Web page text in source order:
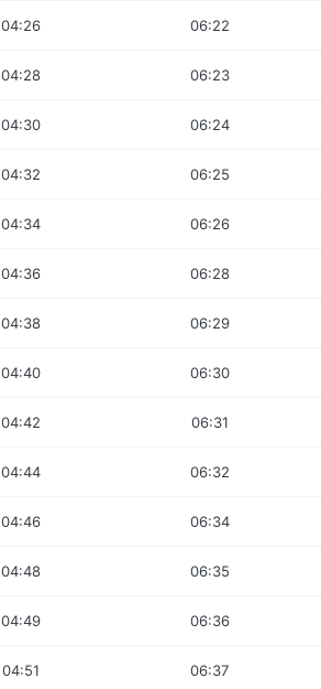
04:26 06:22
04:28 06:23
04:30 06:24
04:32 06:25
04:34 06:26
04:36 06:28
04:38 06:29
04:40 06:30
04:42 06:31
04:44 06:32
04:46 06:34
04:48 06:35
04:49 06:36
04:51 06:37